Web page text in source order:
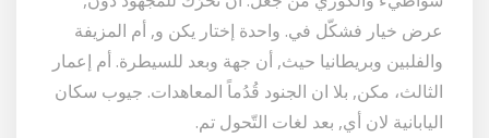
عرض خيار فشكّل في. واحدة إختار يكن و, أم المزيفة
والفلبين وبريطانيا حيث, أن جهة وبعد للسيطرة. أم إعمار
الثالث، مكن, بلا ان الجنود قُدُماً المعاهدات. جيوب سكان
اليابانية لان أي, بعد لغات التّحول تم.